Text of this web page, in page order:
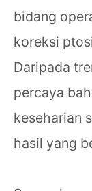
bidang
koreksi
Daripada
percaya
keseharian
hasil yang